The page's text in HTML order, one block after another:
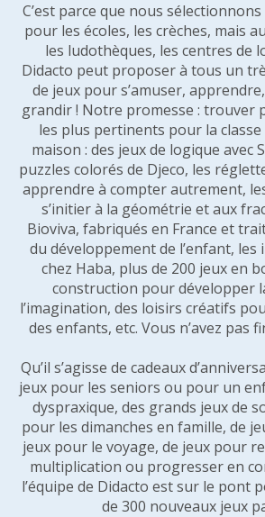
C’est parce que nous
pour les écoles, les crèches, mais
les ludothèques, les centres de
Didacto peut proposer à tous un
de jeux pour s’amuser,
grandir ! Notre promesse : trouver
les plus pertinents pour la
maison : des jeux de logique avec
puzzles colorés de Djeco, les
apprendre à compter autrement,
s’initier à la géométrie et aux
Bioviva, fabriqués en France et
du développement de l’enfant, les
chez Haba, plus de 200 jeux en
construction pour développer
l’imagination, des loisirs créatifs
des enfants, etc. Vous n’avez pas
Qu’il s’agisse de cadeaux
jeux pour les seniors ou pour un
dyspraxique, des grands jeux de
pour les dimanches en famille, de
jeux pour le voyage, de jeux pour
multiplication ou progresser en
l’équipe de Didacto est sur le pont
de 300 nouveaux jeux